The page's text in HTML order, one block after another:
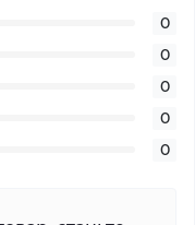
0
0
0
0
0